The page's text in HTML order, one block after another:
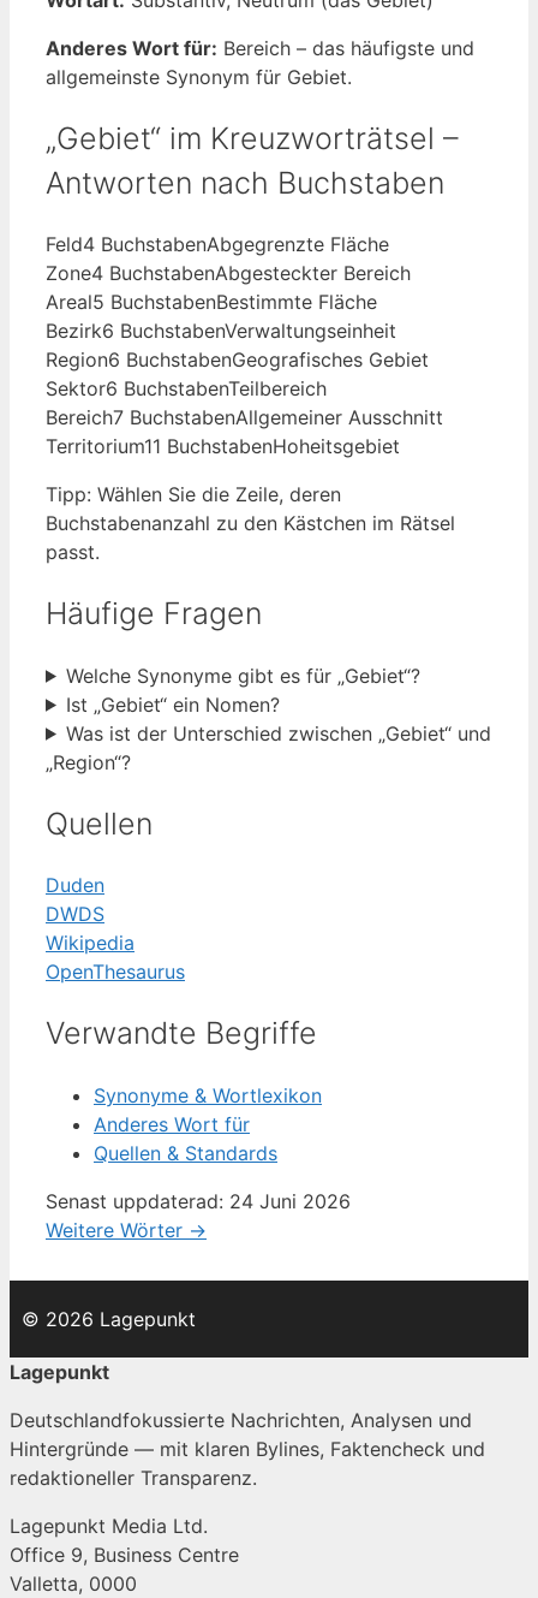
Anderes Wort für: Bereich – das häufigste und
allgemeinste Synonym für Gebiet.
„Gebiet“ im Kreuzworträtsel –
Antworten nach Buchstaben
Feld4 BuchstabenAbgegrenzte Fläche
Zone4 BuchstabenAbgesteckter Bereich
Areal5 BuchstabenBestimmte Fläche
Bezirk6 BuchstabenVerwaltungseinheit
Region6 BuchstabenGeografisches Gebiet
Sektor6 BuchstabenTeilbereich
Bereich7 BuchstabenAllgemeiner Ausschnitt
Territorium11 BuchstabenHoheitsgebiet
Tipp: Wählen Sie die Zeile, deren
Buchstabenanzahl zu den Kästchen im Rätsel
passt.
Häufige Fragen
Welche Synonyme gibt es für „Gebiet“?
Ist „Gebiet“ ein Nomen?
Was ist der Unterschied zwischen „Gebiet“ und
„Region“?
Quellen
Duden
DWDS
Wikipedia
OpenThesaurus
Verwandte Begriffe
Synonyme & Wortlexikon
Anderes Wort für
Quellen & Standards
Senast uppdaterad: 24 Juni 2026
Weitere Wörter →
© 2026 Lagepunkt
Lagepunkt
Deutschlandfokussierte Nachrichten, Analysen und
Hintergründe — mit klaren Bylines, Faktencheck und
redaktioneller Transparenz.
Lagepunkt Media Ltd.
Office 9, Business Centre
Valletta, 0000